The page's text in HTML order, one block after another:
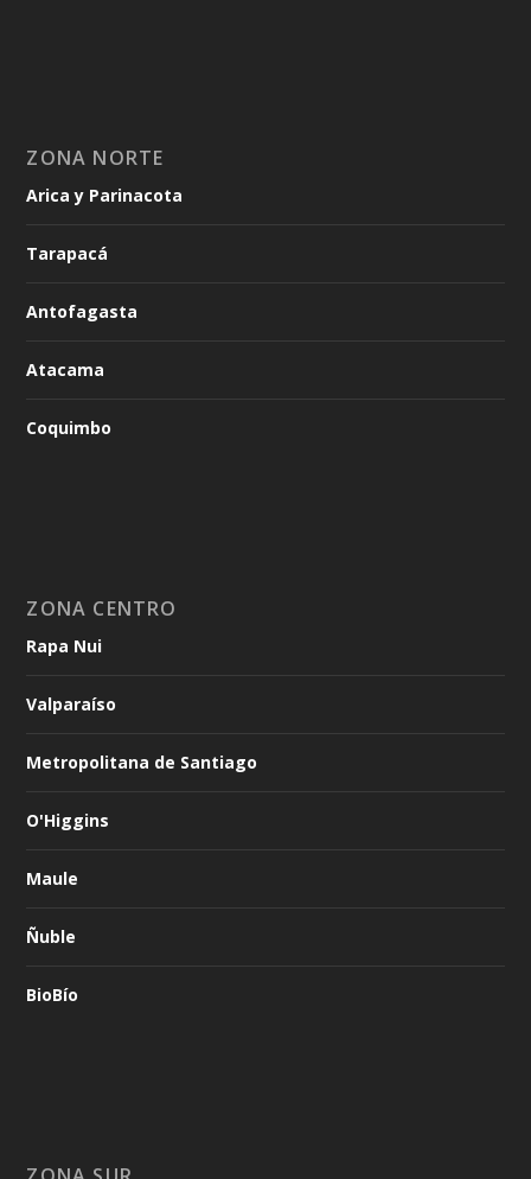
ZONA NORTE
Arica y Parinacota
Tarapacá
Antofagasta
Atacama
Coquimbo
ZONA CENTRO
Rapa Nui
Valparaíso
Metropolitana de Santiago
O'Higgins
Maule
Ñuble
BioBío